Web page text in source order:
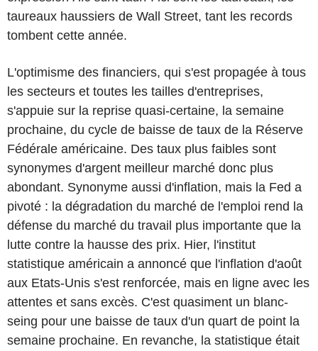
taureaux haussiers de Wall Street, tant les records
tombent cette année.
L'optimisme des financiers, qui s'est propagée à tous
les secteurs et toutes les tailles d'entreprises,
s'appuie sur la reprise quasi-certaine, la semaine
prochaine, du cycle de baisse de taux de la Réserve
Fédérale américaine. Des taux plus faibles sont
synonymes d'argent meilleur marché donc plus
abondant. Synonyme aussi d'inflation, mais la Fed a
pivoté : la dégradation du marché de l'emploi rend la
défense du marché du travail plus importante que la
lutte contre la hausse des prix. Hier, l'institut
statistique américain a annoncé que l'inflation d'août
aux Etats-Unis s'est renforcée, mais en ligne avec les
attentes et sans excès. C'est quasiment un blanc-
seing pour une baisse de taux d'un quart de point la
semaine prochaine. En revanche, la statistique était